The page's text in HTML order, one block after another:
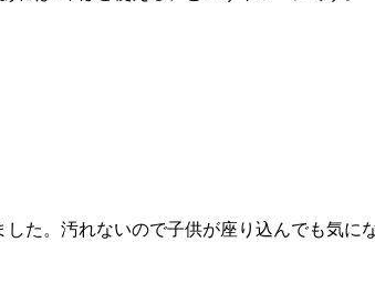
た。汚れないので子供が座り込んでも気に